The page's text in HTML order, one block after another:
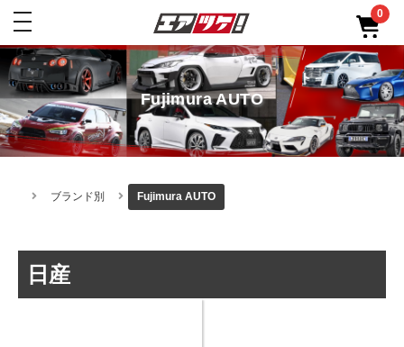
toggle
0
Fujimura AUTO
ブランド別 Fujimura AUTO
日産